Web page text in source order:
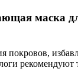
маска
покровов,
рекомендуют